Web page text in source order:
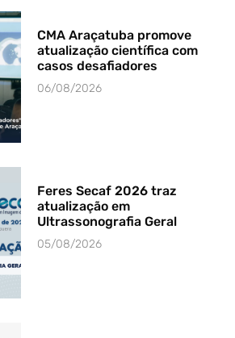
CMA Araçatuba promove
atualização científica com
casos desafiadores
06/08/2026
Feres Secaf 2026 traz
atualização em
Ultrassonografia Geral
05/08/2026